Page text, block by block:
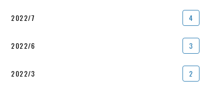
2022/7 4
2022/6 3
2022/3 2